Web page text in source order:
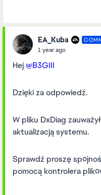
EA_Kuba
1 year ago
Hej @B3GIII
Dzięki za odpowiedź.
W pliku DxDiag
aktualizacją systemu.
Sprawdź proszę
pomocą kontrolera